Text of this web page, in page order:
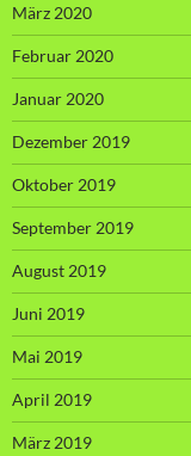
März 2020
Februar 2020
Januar 2020
Dezember 2019
Oktober 2019
September 2019
August 2019
Juni 2019
Mai 2019
April 2019
März 2019